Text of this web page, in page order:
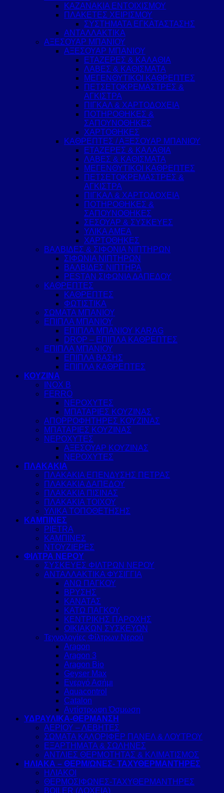
ΚΑΖΑΝΑΚΙΑ ΕΝΤΟΙΧΙΣΜΟΥ
ΠΛΑΚΕΤΕΣ ΧΕΙΡΙΣΜΟΥ
ΣΥΣΤΗΜΑΤΑ ΕΓΚΑΤΑΣΤΑΣΗΣ
ΑΝΤΑΛΛΑΚΤΙΚΑ
ΑΞΕΣΟΥΑΡ ΜΠΑΝΙΟΥ
ΑΞΕΣΟΥΑΡ ΜΠΑΝΙΟΥ
ΕΤΑΖΕΡΕΣ & ΚΑΛΑΘΙΑ
ΛΑΒΕΣ & ΚΑΘΙΣΜΑΤΑ
ΜΕΓΕΝΘΥΤΙΚΟΙ ΚΑΘΡΕΠΤΕΣ
ΠΕΤΣΕΤΟΚΡΕΜΑΣΤΡΕΣ &
ΑΓΚΙΣΤΡΑ
ΠΙΓΚΑΛ & ΧΑΡΤΟΔΟΧΕΙΑ
ΠΟΤΗΡΟΘΗΚΕΣ &
ΣΑΠΟΥΝΟΘΗΚΕΣ
ΧΑΡΤΟΘΗΚΕΣ
ΚΑΘΡΕΠΤΕΣ / ΑΞΕΣΟΥΑΡ ΜΠΑΝΙΟΥ
ΕΤΑΖΕΡΕΣ & ΚΑΛΑΘΙΑ
ΛΑΒΕΣ & ΚΑΘΙΣΜΑΤΑ
ΜΕΓΕΝΘΥΤΙΚΟΙ ΚΑΘΡΕΠΤΕΣ
ΠΕΤΣΕΤΟΚΡΕΜΑΣΤΡΕΣ &
ΑΓΚΙΣΤΡΑ
ΠΙΓΚΑΛ & ΧΑΡΤΟΔΟΧΕΙΑ
ΠΟΤΗΡΟΘΗΚΕΣ &
ΣΑΠΟΥΝΟΘΗΚΕΣ
ΣΕΣΟΥΑΡ & ΣΥΣΚΕΥΕΣ
ΥΛΙΚΑ ΑΜΕΑ
ΧΑΡΤΟΘΗΚΕΣ
ΒΑΛΒΙΔΕΣ & ΣΙΦΟΝΙΑ ΝΙΠΤΗΡΩΝ
ΣΙΦΩΝΙΑ ΝΙΠΤΗΡΩΝ
ΒΑΛΒΙΔΕΣ ΝΙΠΤΗΡΑ
PESTAN ΣΙΦΩΝΙΑ ΔΑΠΕΔΟΥ
ΚΑΘΡΕΠΤΕΣ
ΚΑΘΡΕΠΤΕΣ
ΦΩΤΙΣΤΙΚΑ
ΣΩΜΑΤΑ ΜΠΑΝΙΟΥ
ΕΠΙΠΛΑ ΜΠΑΝΙΟΥ
ΕΠΙΠΛΑ ΜΠΑΝΙΟΥ KARAG
DROP – ΕΠΙΠΛΑ ΚΑΘΡΕΠΤΕΣ
ΕΠΙΠΛΑ ΜΠΑΝΙΟΥ
ΕΠΙΠΛΑ ΒΑΣΗΣ
ΕΠΙΠΛΑ ΚΑΘΡΕΠΤΕΣ
ΚΟΥΖΙΝΑ
INOX B
FERRO
ΝΕΡΟΧΥΤΕΣ
ΜΠΑΤΑΡΙΕΣ ΚΟΥΖΙΝΑΣ
ΑΠΟΡΡΟΦΗΤΗΡΕΣ ΚΟΥΖΙΝΑΣ
ΜΠΑΤΑΡΙΕΣ ΚΟΥΖΙΝΑΣ
ΝΕΡΟΧΥΤΕΣ
ΑΞΕΣΟΥΑΡ ΚΟΥΖΙΝΑΣ
ΝΕΡΟΧΥΤΕΣ
ΠΛΑΚΑΚΙΑ
ΠΛΑΚΑΚΙΑ ΕΠΕΝΔΥΣΗΣ ΠΕΤΡΑΣ
ΠΛΑΚΑΚΙΑ ΔΑΠΕΔΟΥ
ΠΛΑΚΑΚΙΑ ΠΙΣΙΝΑΣ
ΠΛΑΚΑΚΙΑ ΤΟΙΧΟΥ
ΥΛΙΚΑ ΤΟΠΟΘΕΤΗΣΗΣ
ΚΑΜΠΙΝΕΣ
PIETRA
ΚΑΜΠΙΝΕΣ
ΝΤΟΥΖΙΕΡΕΣ
ΦΙΛΤΡΑ ΝΕΡΟΥ
ΣΥΣΚΕΥΕΣ ΦΙΛΤΡΩΝ ΝΕΡΟΥ
ΑΝΤΑΛΛΑΚΤΙΚΑ ΦΥΣΙΓΓΙΑ
ΑΝΩ ΠΑΓΚΟΥ
ΒΡΥΣΗΣ
ΚΑΝΑΤΑΣ
ΚΑΤΩ ΠΑΓΚΟΥ
ΚΕΝΤΡΙΚΗΣ ΠΑΡΟΧΗΣ
ΟΙΚΙΑΚΩΝ ΣΥΣΚΕΥΩΝ
Τεχνολογίες Φίλτρων Νερού
Aragon
Aragon 3
Aragon Bio
Geyser Max
Ενεργό Ασήμι
Aquacontrol
Catalon
Αντίστρωφη Όσμωση
ΥΔΡΑΥΛΙΚΑ-ΘΕΡΜΑΝΣΗ
ΑΕΡΙΟΥ – ΛΕΒΗΤΕΣ
ΣΩΜΑΤΑ ΚΑΛΟΡΙΦΕΡ ΠΑΝΕΛ & ΛΟΥΤΡΟΥ
ΕΞΑΡΤΗΜΑΤΑ & ΣΩΛΗΝΕΣ
ΑΝΤΛΙΕΣ ΘΕΡΜΟΤΗΤΑΣ & ΚΛΙΜΑΤΙΣΜΟΣ
ΗΛΙΑΚΑ – ΘΕΡΜ/ΩΝΕΣ- ΤΑΧΥΘΕΡΜΑΝΤΗΡΕΣ
ΗΛΙΑΚΟΙ
ΘΕΡΜΟΣΙΦΩΝΕΣ-ΤΑΧΥΘΕΡΜΑΝΤΗΡΕΣ
BOILER (ΔΟΧΕΙΑ)